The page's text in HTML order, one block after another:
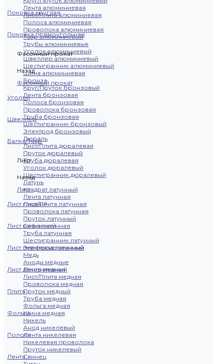
Лента алюминиевая
Лист/Плита алюминиевая
Полоса алюминиевая
Проволока алюминиевая
Тавр алюминиевый
Трубы алюминиевые
Уголок алюминиевый
Швеллер алюминиевый
Шестигранник алюминиевый
Шина алюминиевая
Бронза
Круг/Пруток бронзовый
Лента бронзовая
Полоса бронзовая
Проволока бронзовая
Труба бронзовая
Шестигранник бронзовый
Электрод бронзовый
Дюраль
Лист/Плита дюралевая
Пруток дюралевый
Труба дюралевая
Уголок дюралевый
Шестигранник дюралевый
Латунь
Квадрат латунный
Лента латунная
Лист/Плита латунная
Проволока латунная
Пруток латунный
Сетка латунная
Труба латунная
Шестигранник латунный
Электрод латунный
Медь
Аноды медные
Лента медная
Лист/Плита медная
Проволока медная
Пруток медный
Труба медная
Фольга медная
Шина медная
Никель
Анод никелевый
Лента никелевая
Никелевая проволока
Пруток никелевый
Свинец
Поковка круглая
Поковка прямоугольная
Фасонный прокат
Назад
Фасонный прокат
Уголок
Швеллер
Балка/Тавр
Лист
Назад
Лист
Лист гладкий
Лист рифленый
Лист перфорированный
Лист декоративный
Плита
Фольга
Полоса
Лента